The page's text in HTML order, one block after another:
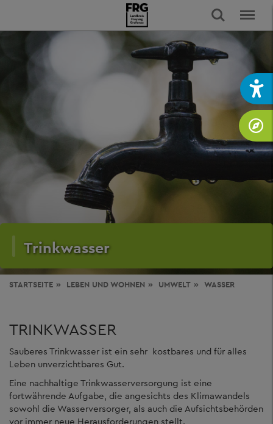
Trinkwasser
STARTSEITE LEBEN UND WOHNEN UMWELT WASSER
TRINKWASSER
Sauberes Trinkwasser ist ein sehr kostbares und für alles
Leben unverzichtbares Gut.
Eine nachhaltige Trinkwasserversorgung ist eine
fortwährende Aufgabe, die angesichts des Klimawandels
sowohl die Wasserversorger, als auch die Aufsichtsbehörden
vor immer neue Herausforderungen stellt.